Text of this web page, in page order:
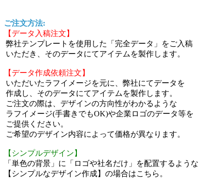
ご注文方法:
【データ入稿注文】
弊社テンプレートを使用した「完全データ」をご入稿
いただき、そのデータにてアイテムを製作します。
【データ作成依頼注文】
いただいたラフイメージを元に、弊社にてデータを
作成し、そのデータにてアイテムを製作します。
ご注文の際は、デザインの方向性がわかるような
ラフイメージ(手書きでもOK)や企業ロゴのデータ等を
ご提供ください。
ご希望のデザイン内容によって価格が異なります。
【シンプルデザイン】
「単色の背景」に「ロゴや社名だけ」を配置するような
【シンプルなデザイン作成】の場合はこちら。